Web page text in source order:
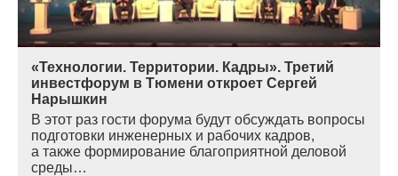
«Технологии. Территории. Кадры». Третий
инвестфорум в Тюмени откроет Сергей
Нарышкин
В этот раз гости форума будут обсуждать вопросы
подготовки инженерных и рабочих кадров,
а также формирование благоприятной деловой
среды…